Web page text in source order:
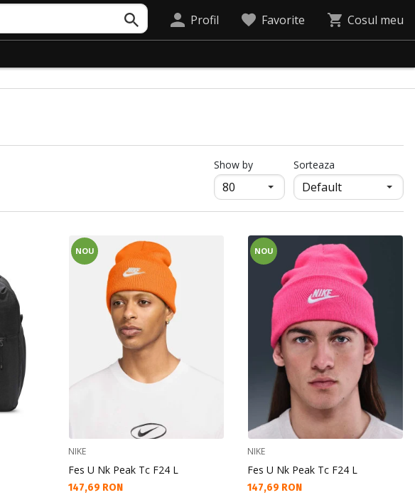
Profil Favorite Cosul meu
Show byпродукти на страница
Sorteaza
NOU
NIKE
Fes U Nk Peak Tc F24 L
Текуща цена:
147,69 RON
NOU
NIKE
Fes U Nk Peak Tc F24 L
Текуща цена:
147,69 RON